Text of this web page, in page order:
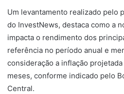
Um levantamento realizado pelo
do InvestNews, destaca como a
impacta o rendimento dos
referência no período anual e
consideração a inflação
meses, conforme indicado pelo
Central.